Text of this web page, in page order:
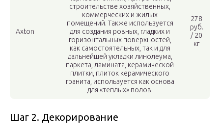
Axton
строительстве хозяйственных,
коммерческих и жилых
помещений. Также используется
для создания ровных, гладких и
горизонтальных поверхностей,
как самостоятельных, так и для
дальнейшей укладки линолеума,
паркета, ламината, керамической
плитки, плиток керамического
гранита, используется как основа
для «теплых» полов.
278
руб.
/ 20
кг
Шаг 2. Декорирование